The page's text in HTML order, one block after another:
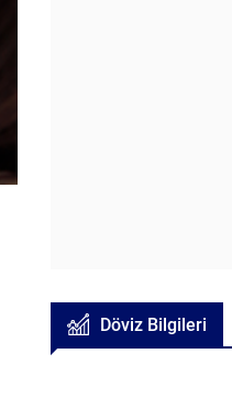
Döviz Bilgileri